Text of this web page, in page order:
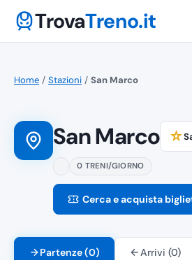
TrovaTreno.it
Home / Stazioni / San Marco
San Marco ☆
0 TRENI/GIORNO
Cerca e acquista
Partenze (0) Arrivi (0)